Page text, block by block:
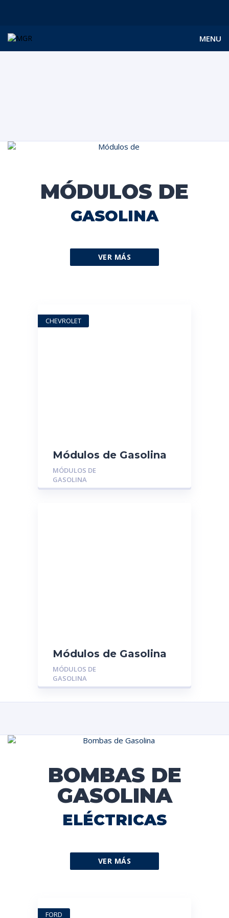
MENU
MÓDULOS DE
GASOLINA
VER MÁS
Módulos de Gasolina
MGR-MU1314:
CHEVROLET
SILVERADO 5.3 04/06
MÓDULOS DE
GASOLINA
CHEVROLET
Módulos de Gasolina
MGR-M11-1106610:
CHERY ORINOCO
MÓDULOS DE
GASOLINA
BOMBAS DE
GASOLINA
ELÉCTRICAS
VER MÁS
FORD